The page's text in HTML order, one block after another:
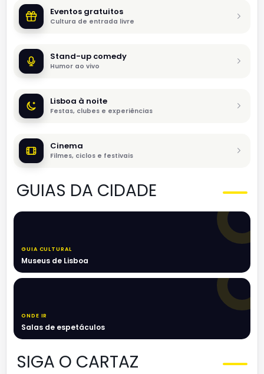
Eventos gratuitos
Cultura de entrada livre
Stand-up comedy
Humor ao vivo
Lisboa à noite
Festas, clubes e experiências
Cinema
Filmes, ciclos e festivais
GUIAS DA CIDADE
GUIA CULTURAL
Museus de Lisboa
ONDE IR
Salas de espetáculos
SIGA O CARTAZ